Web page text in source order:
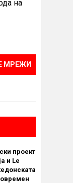
на
МРЕЖИ
проект
и Le